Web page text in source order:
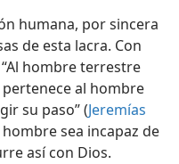
humana, por sincera
de esta lacra. Con
hombre terrestre
al hombre
su paso” (Jeremías
sea incapaz de
así con Dios.